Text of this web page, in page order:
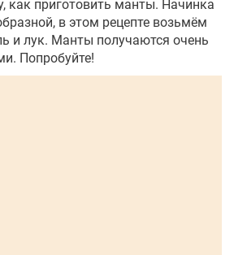
как приготовить манты. Начинка
в этом рецепте возьмём
и лук. Манты получаются очень
Попробуйте!